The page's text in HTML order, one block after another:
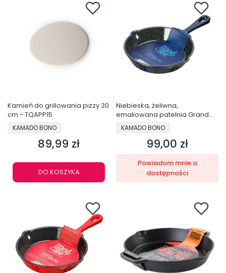
Kamień do grillowania pizzy 30
cm - TQAPP15
PRODUCENT
KAMADO BONO
Cena
89,99 zł
DO KOSZYKA
Niebieska, żeliwna,
emaliowana patelnia Grand
Feu, 25 cm - FRYP25M
PRODUCENT
KAMADO BONO
Cena
99,00 zł
Powiadom mnie o
dostępności